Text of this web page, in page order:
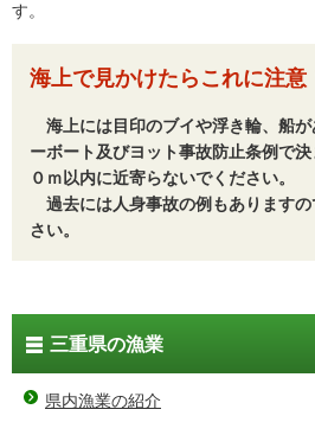
す。
海上で見かけたらこれに注意
海上には目印のブイや浮き輪、船が
ーボート及びヨット事故防止条例で
０ｍ以内に近寄らないでください。
過去には人身事故の例もあります
さい。
三重県の漁業
県内漁業の紹介